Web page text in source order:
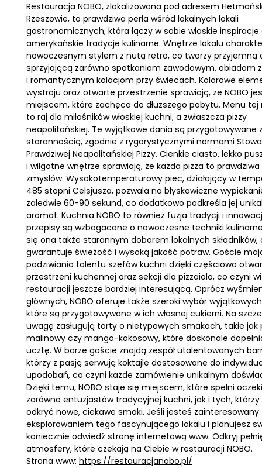
Restauracja NOBO, zlokalizowana pod adresem
Rzeszowie, to prawdziwa perła wśród lokalnych lokali
gastronomicznych, która łączy w sobie włoskie inspiracje
amerykańskie tradycje kulinarne. Wnętrze lokalu
nowoczesnym stylem z nutą retro, co tworzy
sprzyjającą zarówno spotkaniom zawodowym, obiadom
i romantycznym kolacjom przy świecach. Kolorowe
wystroju oraz otwarte przestrzenie sprawiają, że NOBO
miejscem, które zachęca do dłuższego pobytu. Menu
to raj dla miłośników włoskiej kuchni, a zwłaszcza pizzy
neapolitańskiej. Te wyjątkowe dania są przygotowywane
starannością, zgodnie z rygorystycznymi normami
Prawdziwej Neapolitańskiej Pizzy. Cienkie ciasto, lekko
i wilgotne wnętrze sprawiają, że każda pizza to
zmysłów. Wysokotemperaturowy piec, działający w
485 stopni Celsjusza, pozwala na błyskawiczne
zaledwie 60-90 sekund, co dodatkowo podkreśla jej
aromat. Kuchnia NOBO to również fuzja tradycji i
przepisy są wzbogacane o nowoczesne techniki
się ona także starannym doborem lokalnych składników,
gwarantuje świeżość i wysoką jakość potraw. Goście
podziwiania talentu szefów kuchni dzięki częściowo
przestrzeni kuchennej oraz sekcji dla pizzaiolo, co czyni
restauracji jeszcze bardziej interesującą. Oprócz
głównych, NOBO oferuje także szeroki wybór
które są przygotowywane w ich własnej cukierni. Na
uwagę zasługują torty o nietypowych smakach, takie
malinowy czy mango-kokosowy, które doskonale
ucztę. W barze goście znajdą zespół utalentowanych
którzy z pasją serwują koktajle dostosowane do
upodobań, co czyni każde zamówienie unikalnym
Dzięki temu, NOBO staje się miejscem, które spełni
zarówno entuzjastów tradycyjnej kuchni, jak i tych,
odkryć nowe, ciekawe smaki. Jeśli jesteś zainteresowany
eksplorowaniem tego fascynującego lokalu i planujesz
koniecznie odwiedź stronę internetową www. Odkryj
atmosfery, które czekają na Ciebie w restauracji NOBO.
Strona www: https://restauracjanobo.pl/